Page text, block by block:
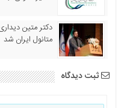
دکتر متین
متانول ایران شد
ثبت دیدگاه